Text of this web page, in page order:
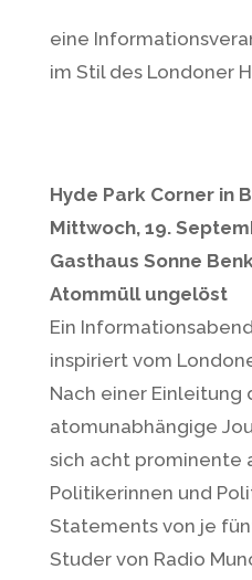
eine
im Stil des Londoner
Hyde Park Corner in
Mittwoch, 19.
Gasthaus Sonne
Atommüll ungelöst
Ein
inspiriert vom
Nach einer Einleitung
atomunabhängige
sich acht prominente
Politikerinnen und
Statements von je
Studer von Radio